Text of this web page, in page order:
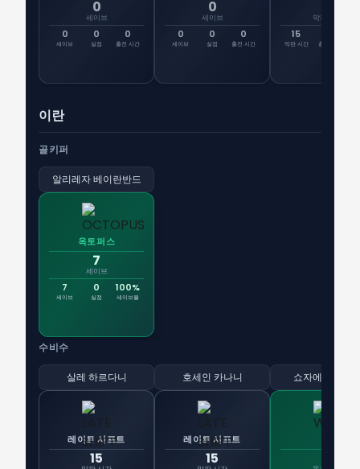
0
세이브
0
세이브
0
실점
0
출전 시간
0
세이브
0
세이브
0
실점
0
출전 시간
막판 시간
15
막판 시간 총 시간
이란
골키퍼
알리레자 베이란반드
옥토퍼스
7
세이브
7
세이브
0
실점
100%
세이브율
수비수
살레 하르다니
레이트 시프트
15
호세인 카나니
레이트 시프트
15
쇼자에 칼릴자